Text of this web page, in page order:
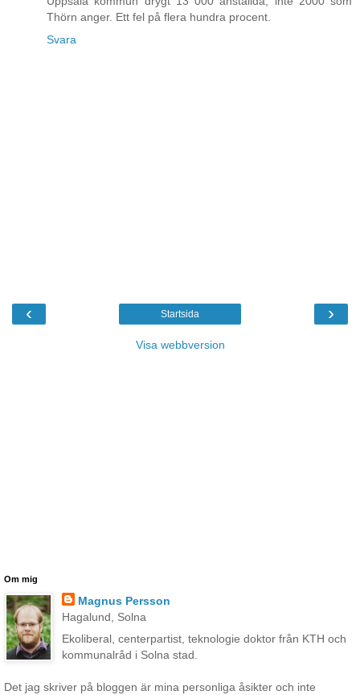
Thörn anger. Ett fel på flera hundra procent.
Svara
‹ ›
Startsida
Visa webbversion
Om mig
Magnus Persson
Hagalund, Solna
Ekoliberal, centerpartist, teknologie doktor från KTH och
kommunalråd i Solna stad.
Det jag skriver på bloggen är mina personliga åsikter och inte